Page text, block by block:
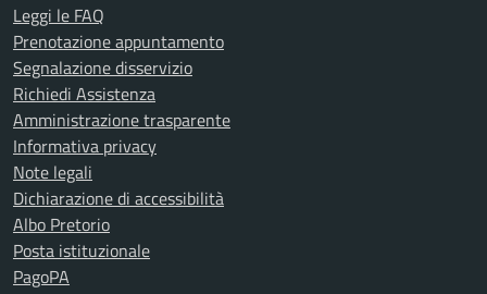
Leggi le FAQ
Prenotazione appuntamento
Segnalazione disservizio
Richiedi Assistenza
Amministrazione trasparente
Informativa privacy
Note legali
Dichiarazione di accessibilità
Albo Pretorio
Posta istituzionale
PagoPA